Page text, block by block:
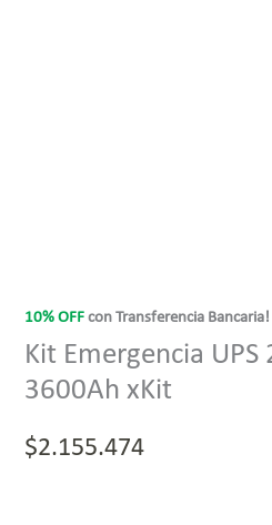
10% OFF con Transferencia
Kit Emergencia
3600Ah xKit
$2.155.474